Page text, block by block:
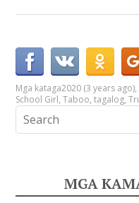
Mga kataga2020 (3 years ago),
School Girl,Taboo,tagalog,
MGA